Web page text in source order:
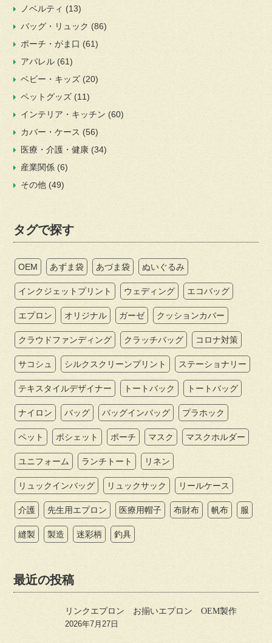
ノベルティ (13)
バッグ・リュック (86)
ポーチ・がま口 (61)
アパレル (61)
ベビー・キッズ (20)
ペットグッズ (11)
インテリア・キッチン (60)
カバー・ケース (56)
医療・介護・健康 (34)
産業関係 (6)
その他 (49)
タグで探す
OEM あずま袋 あづま袋 ぬいぐるみ
インクジェットプリント ウェディング エコバッグ
エプロン オリジナル ガーゼ クッションカバー
クラウドファンディング クラッチバッグ コロナ対策
サコシュ シルクスクリーンプリント ステーショナリー
テキスタイルデザイナー トートバック トートバッグ
ナイロン バッグ バッグインバッグ プラホック
ペット ポシェット ポーチ マスク マスクホルダー
ユニフォーム ランチトート リネン
リュックインバッグ リュックサック リールケース
介護 先生用エプロン 医療用帽子 布財布 帆布 服
縫製 製造 迷彩柄 釣具
最近の投稿
リンクエプロン お揃いエプロン OEM製作
2026年7月27日